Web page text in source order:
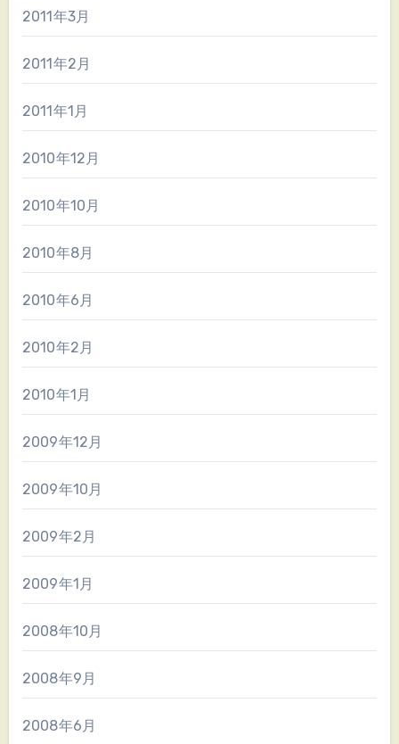
2011年3月
2011年2月
2011年1月
2010年12月
2010年10月
2010年8月
2010年6月
2010年2月
2010年1月
2009年12月
2009年10月
2009年2月
2009年1月
2008年10月
2008年9月
2008年6月